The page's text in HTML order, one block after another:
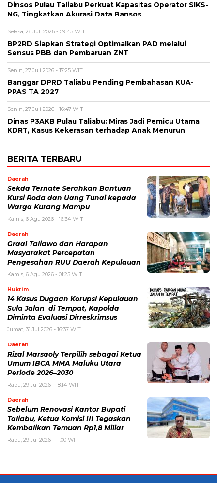
Dinsos Pulau Taliabu Perkuat Kapasitas Operator SIKS-
NG, Tingkatkan Akurasi Data Bansos
Selasa, 28 Juli 2026 - 09:45 WIT
BP2RD Siapkan Strategi Optimalkan PAD melalui
Sensus PBB dan Pembaruan ZNT
Senin, 27 Juli 2026 - 17:25 WIT
Banggar DPRD Taliabu Pending Pembahasan KUA-
PPAS TA 2027
Senin, 27 Juli 2026 - 16:47 WIT
Dinas P3AKB Pulau Taliabu: Miras Jadi Pemicu Utama
KDRT, Kasus Kekerasan terhadap Anak Menurun
BERITA TERBARU
Daerah
Sekda Ternate Serahkan Bantuan
Kursi Roda dan Uang Tunai kepada
Warga Kurang Mampu
Kamis, 6 Agu 2026 - 16:34 WIT
Daerah
Graal Taliawo dan Harapan
Masyarakat Percepatan
Pengesahan RUU Daerah Kepulauan
Kamis, 6 Agu 2026 - 01:25 WIT
Hukrim
14 Kasus Dugaan Korupsi Kepulauan
Sula Jalan di Tempat, Kapolda
Diminta Evaluasi Dirreskrimsus
Jumat, 31 Jul 2026 - 16:37 WIT
Daerah
Rizal Marsaoly Terpilih sebagai Ketua
Umum IBCA MMA Maluku Utara
Periode 2026–2030
Rabu, 29 Jul 2026 - 18:14 WIT
Daerah
Sebelum Renovasi Kantor Bupati
Taliabu, Ketua Komisi III Tegaskan
Kembalikan Temuan Rp1,8 Miliar
Rabu, 29 Jul 2026 - 11:00 WIT